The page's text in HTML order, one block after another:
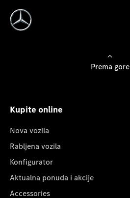
Prema gore
Kupite online
Nova vozila
Rabljena vozila
Konfigurator
Aktualna ponuda i akcije
Accessories